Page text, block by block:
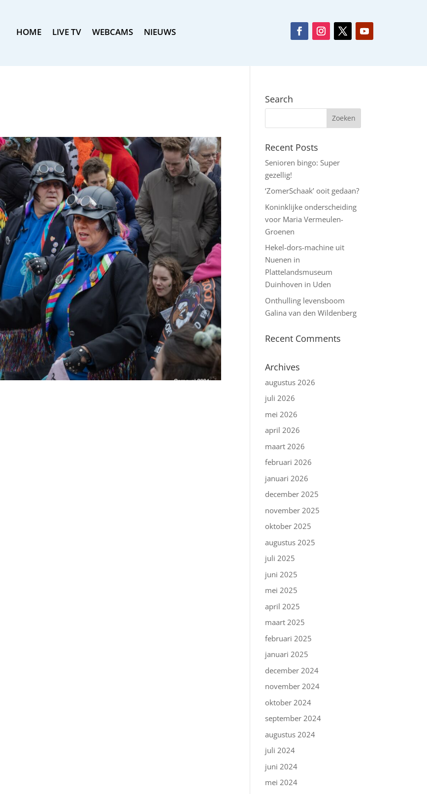
HOME LIVE TV WEBCAMS NIEUWS
Search
Recent Posts
Senioren bingo: Super
gezellig!
‘ZomerSchaak’ ooit gedaan?
Koninklijke onderscheiding
voor Maria Vermeulen-
Groenen
Hekel-dors-machine uit
Nuenen in
Plattelandsmuseum
Duinhoven in Uden
Onthulling levensboom
Galina van den Wildenberg
Recent Comments
Archives
augustus 2026
juli 2026
mei 2026
april 2026
maart 2026
februari 2026
januari 2026
december 2025
november 2025
oktober 2025
augustus 2025
juli 2025
juni 2025
mei 2025
april 2025
maart 2025
februari 2025
januari 2025
december 2024
november 2024
oktober 2024
september 2024
augustus 2024
juli 2024
juni 2024
mei 2024